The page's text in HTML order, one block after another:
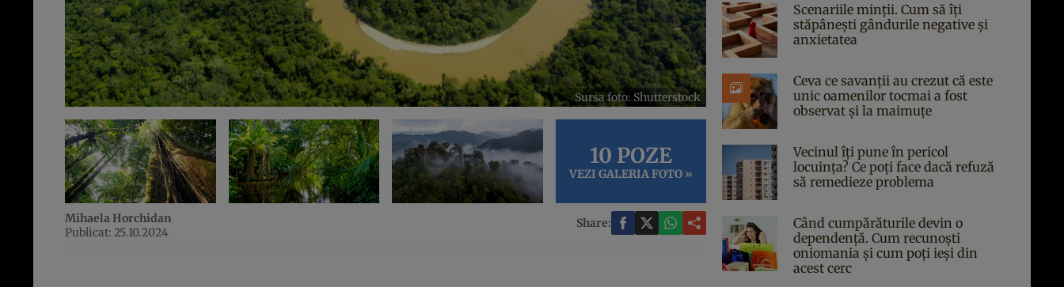
Sursa foto: Shutterstock
10 POZE
VEZI GALERIA FOTO »
Mihaela Horchidan
Publicat: 25.10.2024
Share:
Scenariile minții. Cum să îți
stăpânești gândurile negative și
anxietatea
Ceva ce savanții au crezut că este
unic oamenilor tocmai a fost
observat și la maimuțe
Vecinul îți pune în pericol
locuința? Ce poți face dacă refuză
să remedieze problema
Când cumpărăturile devin o
dependență. Cum recunoști
oniomania și cum poți ieși din
acest cerc